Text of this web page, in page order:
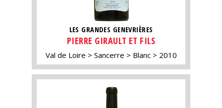
LES GRANDES GENEVRIÈRES
PIERRE GIRAULT ET FILS
Val de Loire Sancerre Blanc 2010